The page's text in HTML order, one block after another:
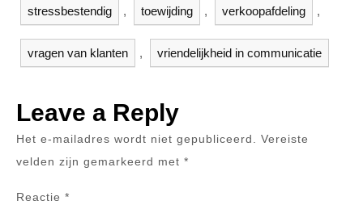
stressbestendig , toewijding , verkoopafdeling ,
vragen van klanten , vriendelijkheid in communicatie
Leave a Reply
Het e-mailadres wordt niet gepubliceerd.
Vereiste
velden zijn gemarkeerd met *
Reactie *